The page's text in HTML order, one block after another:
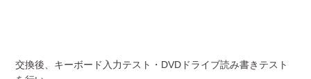
交換後、キーボード入力テスト・DVDドライブ読み書きテスト